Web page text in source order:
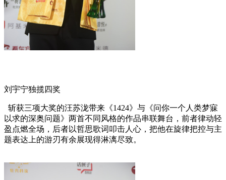
刘宇宁独揽四奖
斩获三项大奖的汪苏泷带来《1424》与《问你一个人类梦寐
以求的深奥问题》两首不同风格的作品串联舞台，前者律动轻
盈点燃全场，后者以哲思歌词叩击人心，把他在旋律把控与主
题表达上的游刃有余展现得淋漓尽致。